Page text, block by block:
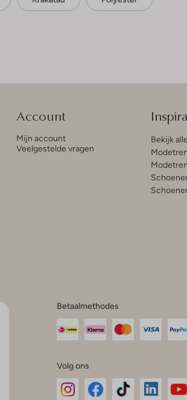
Account
Mijn account
Veelgestelde vragen
Bekijk
Betaalmethodes
Volg ons